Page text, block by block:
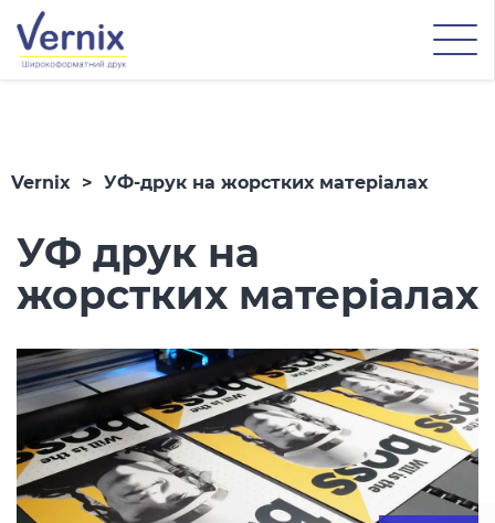
Vernix > УФ-друк на жорстких матеріалах
УФ друк на
жорстких матеріалах